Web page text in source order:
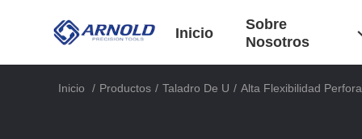
Inicio
Sobre
Nosotros
Inicio / Productos / Taladro De U / Alta Flexibilidad